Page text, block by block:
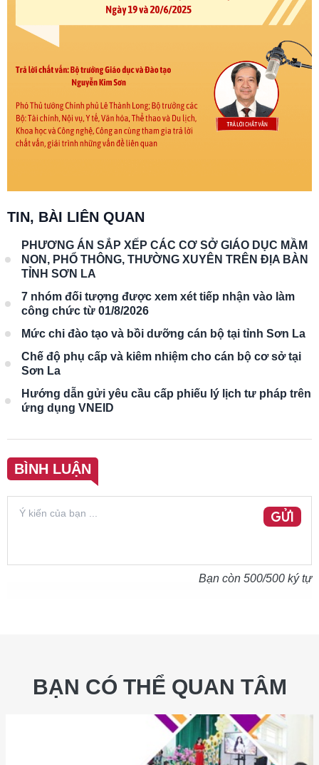
TIN, BÀI LIÊN QUAN
PHƯƠNG ÁN SẮP XẾP CÁC CƠ SỞ GIÁO DỤC MẦM
NON, PHỔ THÔNG, THƯỜNG XUYÊN TRÊN ĐỊA BÀN
TỈNH SƠN LA
7 nhóm đối tượng được xem xét tiếp nhận vào làm
công chức từ 01/8/2026
Mức chi đào tạo và bồi dưỡng cán bộ tại tỉnh Sơn La
Chế độ phụ cấp và kiêm nhiệm cho cán bộ cơ sở tại
Sơn La
Hướng dẫn gửi yêu cầu cấp phiếu lý lịch tư pháp trên
ứng dụng VNEID
BÌNH LUẬN
GỬI
Bạn còn 500/500 ký tự
BẠN CÓ THỂ QUAN TÂM